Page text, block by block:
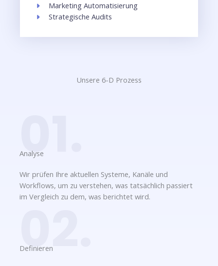
Marketing Automatisierung
Strategische Audits
Unsere 6-D Prozess​
01.
Analyse​
Wir prüfen Ihre aktuellen Systeme, Kanäle und
Workflows, um zu verstehen, was tatsächlich passiert
im Vergleich zu dem, was berichtet wird.
02.
Definieren​